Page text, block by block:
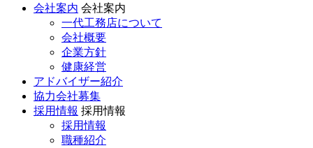
会社案内 会社案内
一代工務店について
会社概要
企業方針
健康経営
アドバイザー紹介
協力会社募集
採用情報 採用情報
採用情報
職種紹介